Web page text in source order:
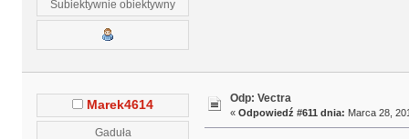
Subiektywnie obiektywny
Marek4614
Gaduła
Odp: Vectra
« Odpowiedź #611 dnia: Marca 28,